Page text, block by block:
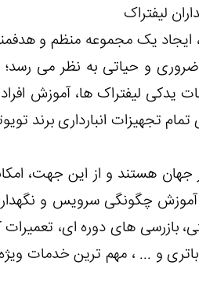
لیفتراک
یک مجموعه منظم و هدفمند
ضروری و حیاتی به نظر می
لیفتراک ها، آموزش
تجهیزات انبارداری برند
جهان هستند و از این جهت،
چگونگی سرویس و
بازرسی های دوره ای،
و ... ، مهم ترین خدمات